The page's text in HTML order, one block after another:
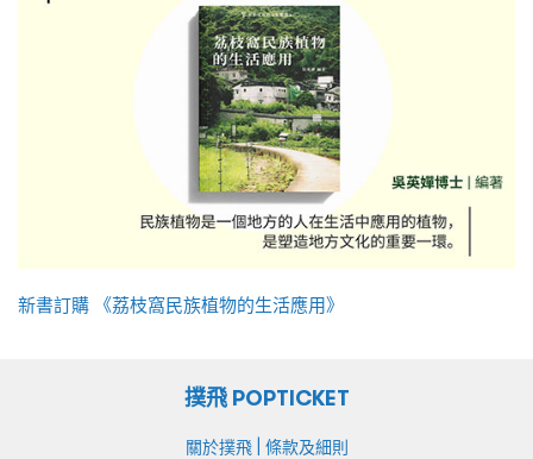
新書訂購 《荔枝窩民族植物的生活應用》
撲飛 POPTICKET
關於撲飛| 條款及細則